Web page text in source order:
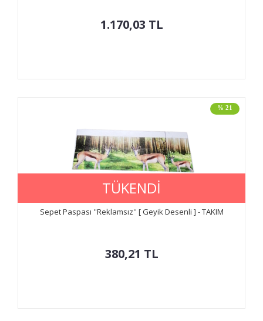
1.170,03 TL
% 21
TÜKENDİ
Sepet Paspası ''Reklamsız'' [ Geyik Desenli ] - TAKIM
380,21 TL